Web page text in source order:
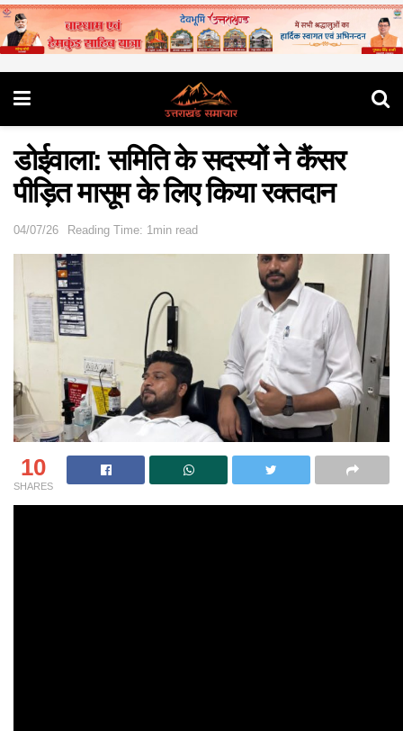
डोईवाला: समिति के सदस्यों ने कैंसर
पीड़ित मासूम के लिए किया रक्तदान
04/07/26 Reading Time: 1min read
10
SHARES